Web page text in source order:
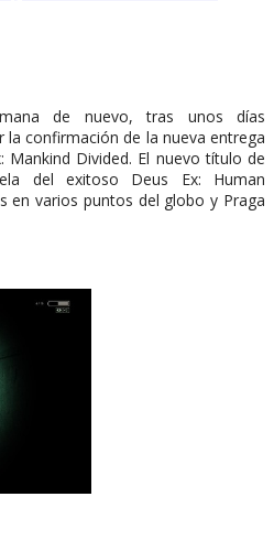
de nuevo, tras unos días
confirmación de la nueva entrega
Mankind Divided. El nuevo título de
del exitoso Deus Ex: Human
en varios puntos del globo y Praga